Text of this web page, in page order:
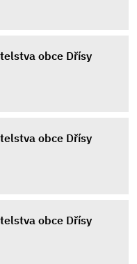
obce Dřísy
obce Dřísy
obce Dřísy